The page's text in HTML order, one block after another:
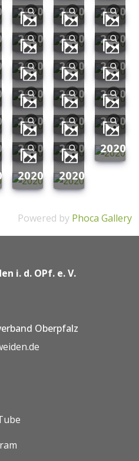
2020 2020
2020
2020 2020
2020
2020 2020
2020
2020 2020
2020
2020 2020
2020
2020 2020
2020
2020 2020
Powered by Phoca Gallery
i. d. OPf. e. V.
Oberpfalz